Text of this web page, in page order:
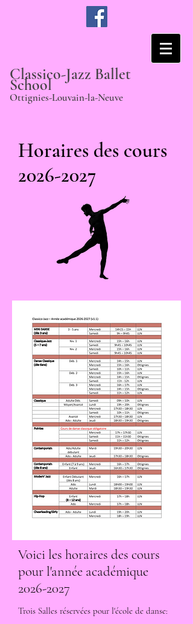
Classico-Jazz Ballet
School
Ottignies-Louvain-la-Neuve
Horaires des cours
2026-2027
Voici les horaires des cours
pour l'année académique
2026-2027
Trois Salles réservées pour l'école de danse: